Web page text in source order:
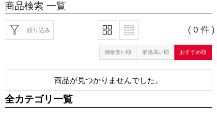
商品検索 一覧
絞り込み ( 0 件 )
価格安い順 価格高い順 おすすめ順
商品が見つかりませんでした。
全カテゴリ一覧